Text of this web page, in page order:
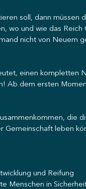
soll, dann müssen
wo und wie das
nicht von Neuem
einen kompletten
Ab dem ersten
die
Gemeinschaft leben
und Reifung
Menschen in